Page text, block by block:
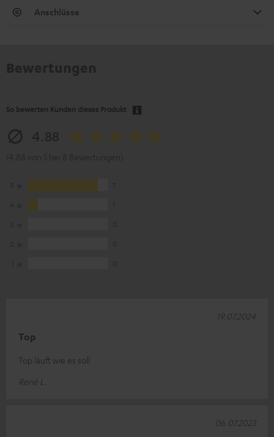
Anschlüsse
So bewerten Kunden dieses Produkt
Top
Top läuft wie es soll
René L.
19.07.2024
06.07.2023